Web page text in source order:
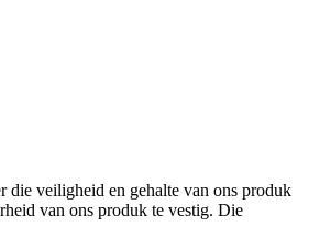
die veiligheid en gehalte van ons produk
van ons produk te vestig. Die